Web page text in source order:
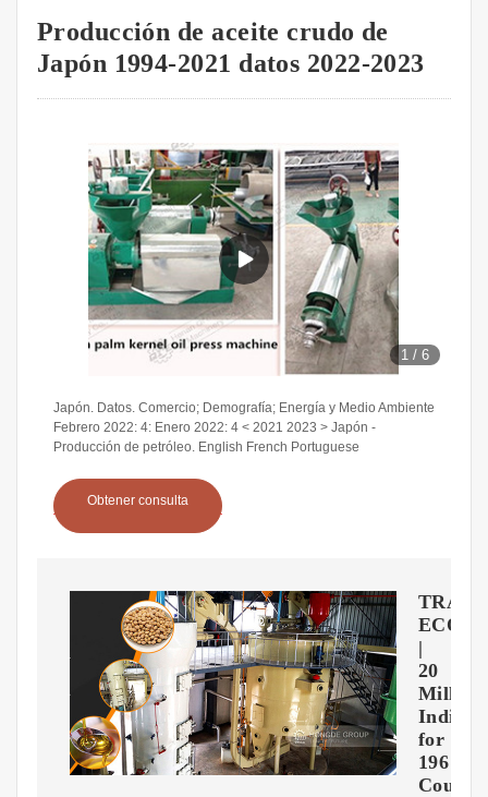
Producción de aceite crudo de
Japón 1994-2021 datos 2022-2023
1 /6
Japón. Datos. Comercio; Demografía; Energía y Medio Ambiente
Febrero 2022: 4: Enero 2022: 4 < 2021 2023 > Japón -
Producción de petróleo. English French Portuguese
Obtener consulta
|
20
Million
for
196